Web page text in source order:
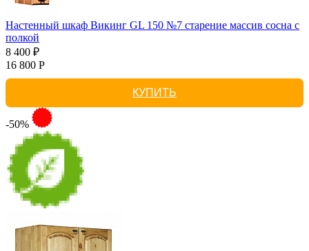
Настенный шкаф Викинг GL 150 №7 старение массив сосна с
полкой
8 400 ₽
16 800 Р
КУПИТЬ
-50%